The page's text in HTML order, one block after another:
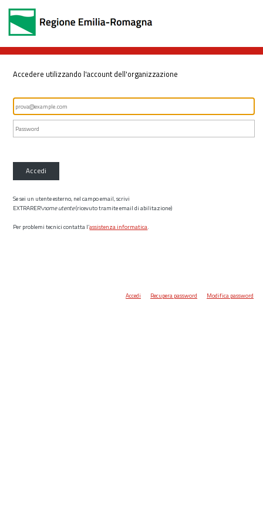
Accedere utilizzando l'account dell'organizzazione
Accedi
Se sei un utente esterno, nel campo email, scrivi
EXTRARER\nome utente(ricevuto tramite email di abilitazione)
Per problemi tecnici contatta l’assistenza informatica.
Accedi Recupera password Modifica password